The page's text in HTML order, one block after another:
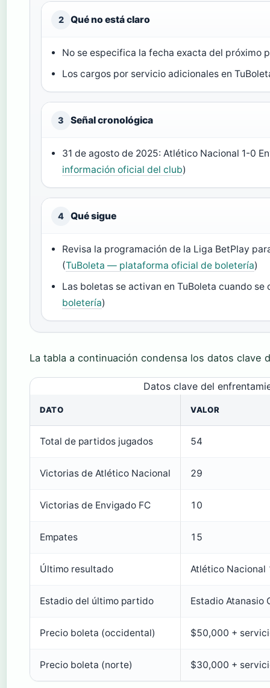
2 Qué no está claro
No se especifica la fecha exacta del próximo
Los cargos por servicio adicionales en
3 Señal cronológica
31 de agosto de 2025: Atlético Nacional 1-0
información oficial del club)
4 Qué sigue
Revisa la programación de la Liga BetPlay
(TuBoleta — plataforma oficial de boletería)
Las boletas se activan en TuBoleta cuando
boletería)
La tabla a continuación condensa los datos clave
Datos clave del
DATO VALOR
Total de partidos jugados 54
Victorias de Atlético Nacional 29
Victorias de Envigado FC 10
Empates 15
Último resultado Atlético Nacional
Estadio del último partido Estadio Atanasio
Precio boleta (occidental) $50,000 +
Precio boleta (norte) $30,000 +